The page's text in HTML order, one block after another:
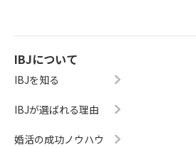
IBJについて
IBJを知る
IBJが選ばれる理由
婚活の成功ノウハウ